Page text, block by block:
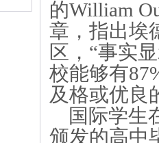
的William
章，指出埃
区，“事实
校能够有
及格或优良
国际学生
颁发的高中